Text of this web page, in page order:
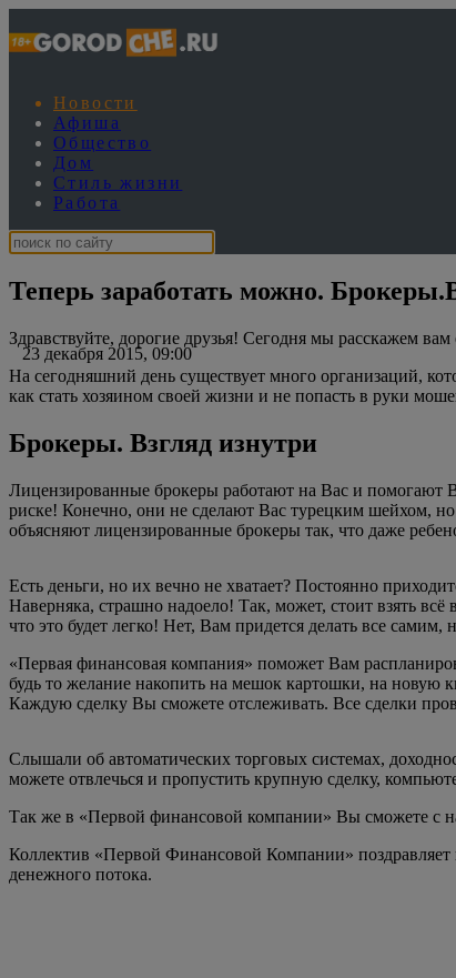
Новости
Афиша
Общество
Дом
Стиль жизни
Работа
Теперь заработать можно.
23 декабря 2015, 09:00
Здравствуйте, дорогие друзья! Сегодня мы расскажем
На сегодняшний день существует много организаций,
как стать хозяином своей жизни и не попасть в руки
Брокеры. Взгляд изнутри
Лицензированные брокеры работают на Вас и помогают
риске! Конечно, они не сделают Вас турецким шейхом,
объясняют лицензированные брокеры так, что даже
Есть деньги, но их вечно не хватает? Постоянно
Наверняка, страшно надоело! Так, может, стоит взять
что это будет легко! Нет, Вам придется делать все
«Первая финансовая компания» поможет Вам
будь то желание накопить на мешок картошки, на новую
Каждую сделку Вы сможете отслеживать. Все сделки
Слышали об автоматических торговых системах,
можете отвлечься и пропустить крупную сделку,
Так же в «Первой финансовой компании» Вы сможете с
Коллектив «Первой Финансовой Компании»
денежного потока.